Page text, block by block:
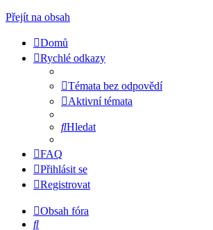
Přejít na obsah
Domů
Rychlé odkazy
Témata bez odpovědí
Aktivní témata
Hledat
FAQ
Přihlásit se
Registrovat
Obsah fóra
Hledat